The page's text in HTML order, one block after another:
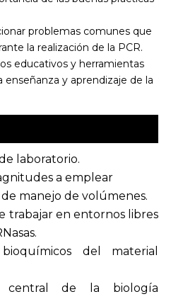
problemas comunes que
la realización de la PCR.
educativos y herramientas
enseñanza y aprendizaje de la
laboratorio.
a emplear
manejo de volúmenes.
trabajar en entornos libres
del material
de la biología